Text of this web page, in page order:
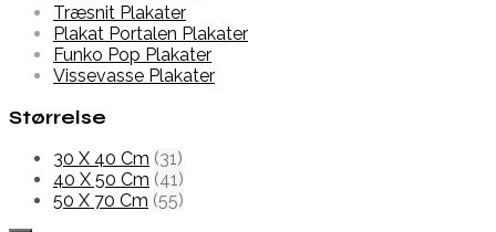
Træsnit Plakater
Plakat Portalen Plakater
Funko Pop Plakater
Vissevasse Plakater
Størrelse
30 X 40 Cm (31)
40 X 50 Cm (41)
50 X 70 Cm (55)